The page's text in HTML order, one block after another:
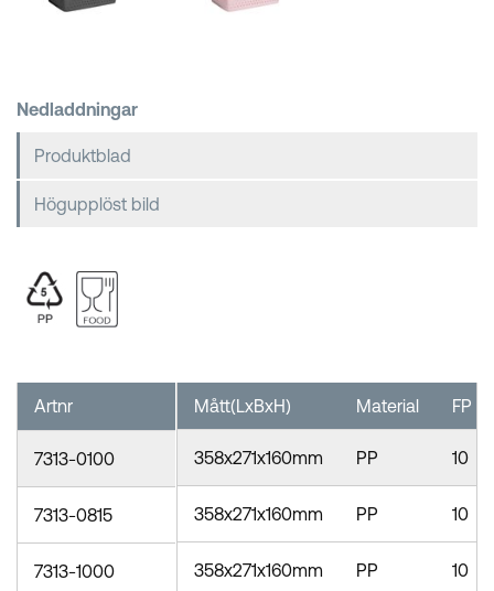
Nedladdningar
Produktblad
Högupplöst bild
Mått(LxBxH) Material FP
358x271x160mm PP 10
358x271x160mm PP 10
358x271x160mm PP 10
Artnr
7313-0100
7313-0815
7313-1000